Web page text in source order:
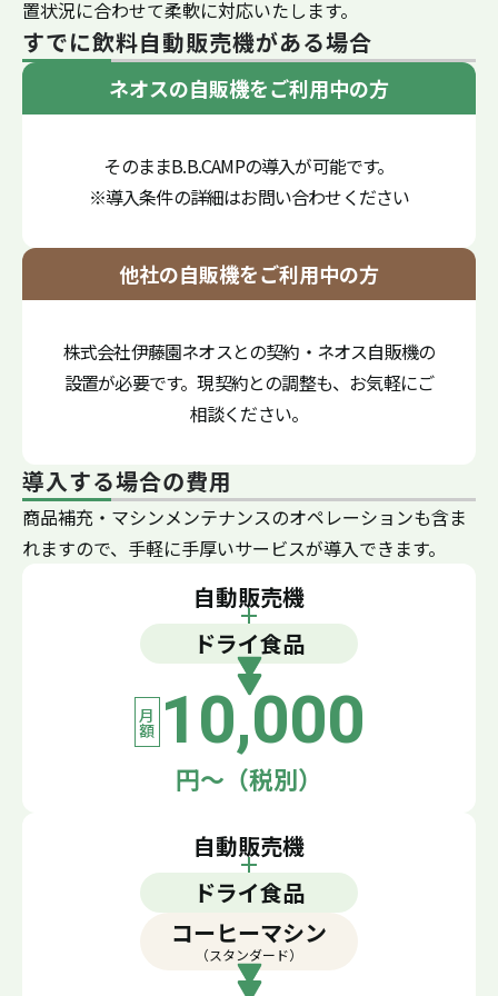
置状況に合わせて柔軟に対応いたします。
すでに飲料自動販売機がある場合
ネオスの自販機をご利用中の方
そのままB.B.CAMPの導入が可能です。
※導入条件の詳細はお問い合わせください
他社の自販機をご利用中の方
株式会社伊藤園ネオスとの契約・ネオス自販機の
設置が必要です。現契約との調整も、お気軽にご
相談ください。
導入する場合の費用
商品補充・マシンメンテナンスのオペレーションも含ま
れますので、手軽に手厚いサービスが導入できます。
自動販売機
ドライ食品
月額10,000
円〜（税別）
自動販売機
ドライ食品
コーヒーマシン
（スタンダード）